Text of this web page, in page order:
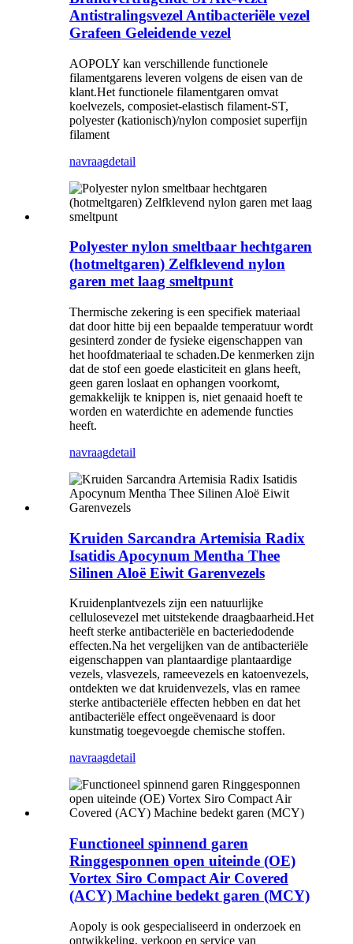
Antistralingsvezel Antibacteriële vezel
Grafeen Geleidende vezel
AOPOLY kan verschillende functionele
filamentgarens leveren volgens de eisen van de
klant.Het functionele filamentgaren omvat
koelvezels, composiet-elastisch filament-ST,
polyester (kationisch)/nylon composiet superfijn
filament
navraagdetail
Polyester nylon smeltbaar hechtgaren
(hotmeltgaren) Zelfklevend nylon
garen met laag smeltpunt
Thermische zekering is een specifiek materiaal
dat door hitte bij een bepaalde temperatuur wordt
gesinterd zonder de fysieke eigenschappen van
het hoofdmateriaal te schaden.De kenmerken zijn
dat de stof een goede elasticiteit en glans heeft,
geen garen loslaat en ophangen voorkomt,
gemakkelijk te knippen is, niet genaaid hoeft te
worden en waterdichte en ademende functies
heeft.
navraagdetail
Kruiden Sarcandra Artemisia Radix
Isatidis Apocynum Mentha Thee
Silinen Aloë Eiwit Garenvezels
Kruidenplantvezels zijn een natuurlijke
cellulosevezel met uitstekende draagbaarheid.Het
heeft sterke antibacteriële en bacteriedodende
effecten.Na het vergelijken van de antibacteriële
eigenschappen van plantaardige plantaardige
vezels, vlasvezels, rameevezels en katoenvezels,
ontdekten we dat kruidenvezels, vlas en ramee
sterke antibacteriële effecten hebben en dat het
antibacteriële effect ongeëvenaard is door
kunstmatig toegevoegde chemische stoffen.
navraagdetail
Functioneel spinnend garen
Ringgesponnen open uiteinde (OE)
Vortex Siro Compact Air Covered
(ACY) Machine bedekt garen (MCY)
Aopoly is ook gespecialiseerd in onderzoek en
ontwikkeling, verkoop en service van